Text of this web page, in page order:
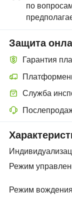
по
Защита
Гарантия
Более удобное
Служба
Дополнительная
Разрешение
Режим
Режим вождения